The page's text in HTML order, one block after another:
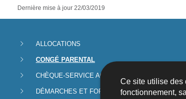
Ce site utilise des
fonctionnement,
Dernière mise à jour22/03/2019
Menu
de
navigation
ALLOCATIONS
CONGÉ PARENTAL
CHÈQUE-SERVICE ACCUEIL
DÉMARCHES ET FORMULAIRES